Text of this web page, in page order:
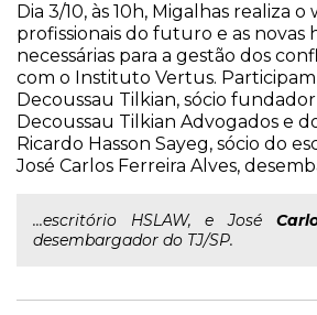
Dia 3/10, às 10h, Migalhas realiza o
profissionais do futuro e as novas
necessárias para a gestão dos
com o Instituto Vertus.
Decoussau Tilkian, sócio
Decoussau Tilkian Advogados e
Ricardo Hasson Sayeg, sócio do
José Carlos Ferreira Alves,
...escritório HSLAW, e José
desembargador do TJ/SP.